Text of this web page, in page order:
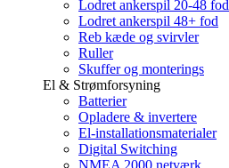
Lodret ankerspil 20-48 fod
Lodret ankerspil 48+ fod
Reb kæde og svirvler
Ruller
Skuffer og monterings
El & Strømforsyning
Batterier
Opladere & invertere
El-installationsmaterialer
Digital Switching
NMEA 2000 netværk